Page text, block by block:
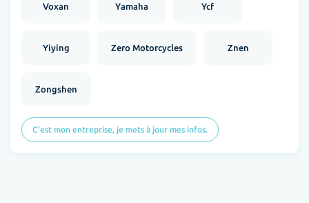
Voxan Yamaha Ycf
Yiying Zero Motorcycles Znen
Zongshen
C'est mon entreprise, je mets à jour mes infos.